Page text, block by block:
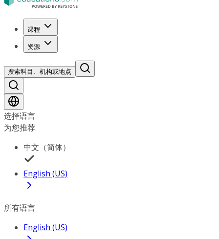
课程
资源
搜索科目、机构或地点
选择语言
为您推荐
中文（简体）
English (US)
所有语言
English (US)